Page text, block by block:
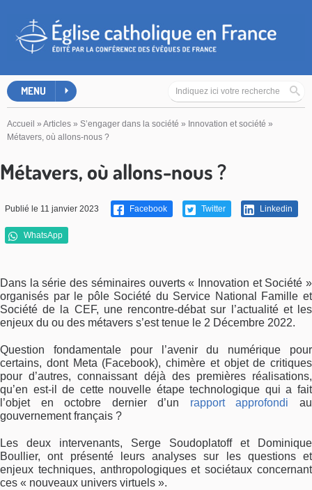
MENU
Accueil » Articles » S’engager dans la société » Innovation et société »
Métavers, où allons-nous ?
Métavers, où allons-nous ?
Publié le 11 janvier 2023 Facebook Twitter Linkedin
WhatsApp
Dans la série des séminaires ouverts « Innovation et Société »
organisés par le pôle Société du Service National Famille et
Société de la CEF, une rencontre-débat sur l’actualité et les
enjeux du ou des métavers s’est tenue le 2 Décembre 2022.
Question fondamentale pour l’avenir du numérique pour
certains, dont Meta (Facebook), chimère et objet de critiques
pour d’autres, connaissant déjà des premières réalisations,
qu’en est-il de cette nouvelle étape technologique qui a fait
l’objet en octobre dernier d’un rapport approfondi au
gouvernement français ?
Les deux intervenants, Serge Soudoplatoff et Dominique
Boullier, ont présenté leurs analyses sur les questions et
enjeux techniques, anthropologiques et sociétaux concernant
ces « nouveaux univers virtuels ».